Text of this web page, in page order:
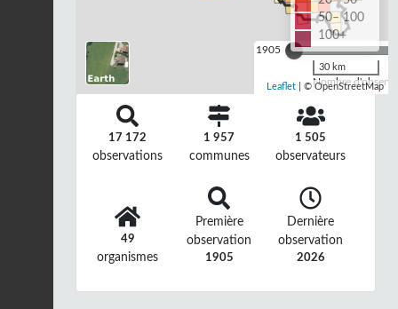
1905
Nombre
50– 100
100+
30 km
Leaflet | © OpenStreetMap
17 172
observations
1 957
communes
1 505
observateurs
49
organismes
Première
observation
1905
Dernière
observation
2026